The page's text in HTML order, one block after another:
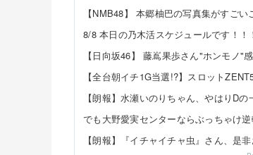
【NMB48】 本郷柚巴の写真集がすごい
8/8 本日の乃木活スケジュールです！！
【日向坂46】 藤嶌果歩さん"ホンモノ"
【全台朝イチ1G当選!?】スロット
【朗報】水瀬いのりちゃん、やはりD
でも大野愛実センターならぶっちゃけ
【朗報】『イチャイチャ虫』さん、是